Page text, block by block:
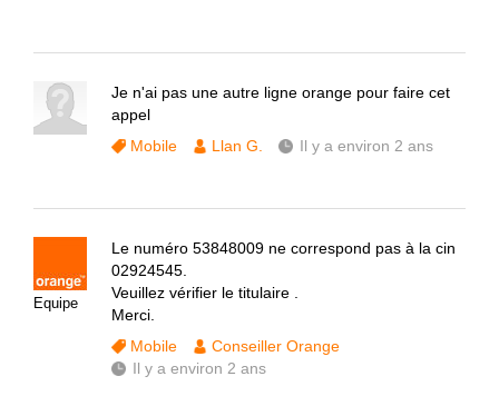
Je n'ai pas une autre ligne orange pour faire cet
appel
Mobile
Llan G. Il y a environ 2 ans
Equipe
Le numéro 53848009 ne correspond pas à la cin
02924545.
Veuillez vérifier le titulaire .
Merci.
Mobile
Conseiller Orange
Il y a environ 2 ans